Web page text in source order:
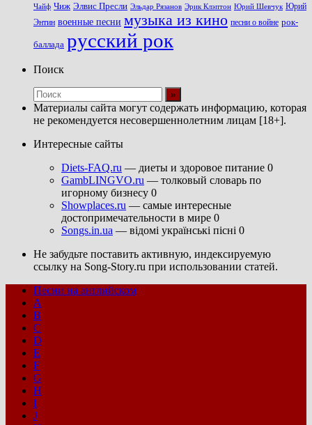
Чайф Чиж Элвис Пресли Эльдар Рязанов Эрик Клэптон Юрий Шевчук Юрий
Энтин военные песни музыка из кино песни о войне рок-
баллада русский рок
Поиск
Материалы сайта могут содержать информацию, которая
не рекомендуется несовершеннолетним лицам [18+].
Интересные сайты
Diets-FAQ.ru — диеты и здоровое питание 0
GambLINGVO.ru — толковый словарь по
игорному бизнесу 0
Showplaces.ru — самые интересные
достопримечательности в мире 0
Songs.in.ua — відомі українські пісні 0
Не забудьте поставить активную, индексируемую
ссылку на Song-Story.ru при использовании статей.
Песни на английском
A
B
C
D
E
F
G
H
I
J